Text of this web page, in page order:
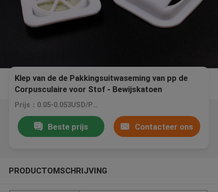
Klep van de de Pakkingsuitwaseming van pp de
Corpusculaire voor Stof - Bewijskatoen
Prijs：0.05-0.053USD/PCS
Beste prijs Contacteer ons
PRODUCTOMSCHRIJVING